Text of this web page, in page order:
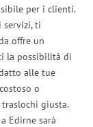
per i clienti.
servizi, ti
offre un
la possibilità di
alle tue
o
giusta.
Edirne sarà